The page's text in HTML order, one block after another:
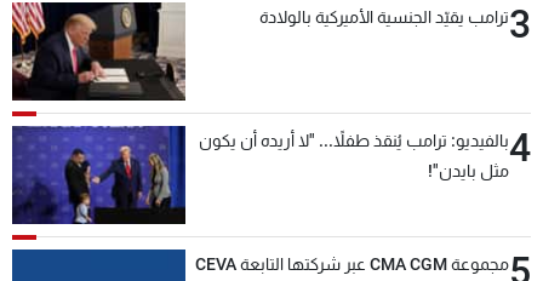
3ترامب يقيّد الجنسية الأميركية بالولادة
4بالفيديو: ترامب يُنقذ طفلاً... "لا أريده أن يكون
مثل بايدن"!
5 مجموعة CMA CGM عبر شركتها التابعة CEVA